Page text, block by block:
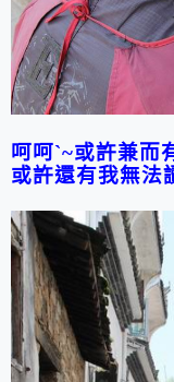
呵呵`~或許兼而
或許還有我無法